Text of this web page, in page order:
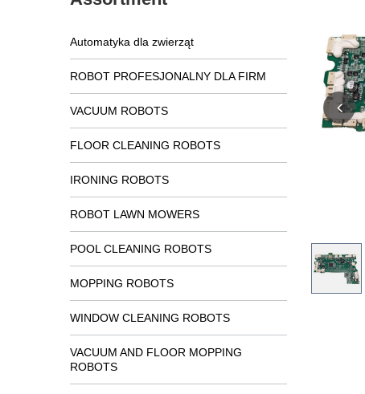
Automatyka dla zwierząt
ROBOT PROFESJONALNY DLA FIRM
VACUUM ROBOTS
FLOOR CLEANING ROBOTS
IRONING ROBOTS
ROBOT LAWN MOWERS
POOL CLEANING ROBOTS
MOPPING ROBOTS
WINDOW CLEANING ROBOTS
VACUUM AND FLOOR MOPPING
ROBOTS